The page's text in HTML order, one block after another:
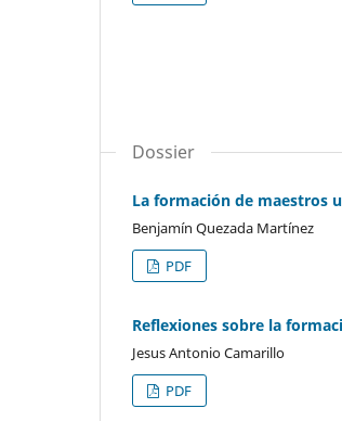
Dossier
La formación de maestros
Benjamín Quezada Martínez
PDF
Reflexiones sobre la
Jesus Antonio Camarillo
PDF